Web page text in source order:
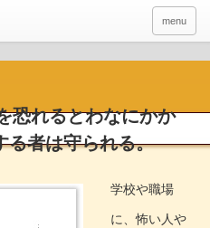
menu
恐れるとわなにかか
る者は守られる。
学校や職場
に、怖い人や